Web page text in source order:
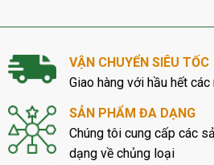
VẬN CHUYỂN SIÊU TỐC
Giao hàng với hầu hết
SẢN PHẨM ĐA DẠNG
Chúng tôi cung cấp các
dạng về chủng loại